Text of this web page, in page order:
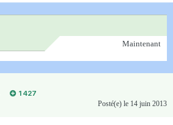
Maintenant
1 427
Posté(e) le 14 juin 2013